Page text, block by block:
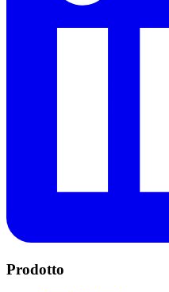
Prodotto